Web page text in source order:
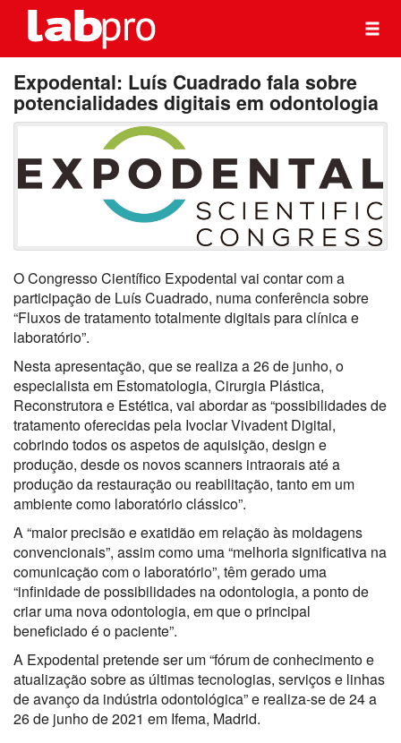
Expodental: Luís Cuadrado fala sobre
potencialidades digitais em odontologia
O Congresso Científico Expodental vai contar com a
participação de Luís Cuadrado, numa conferência sobre
“Fluxos de tratamento totalmente digitais para clínica e
laboratório”.
Nesta apresentação, que se realiza a 26 de junho, o
especialista em Estomatologia, Cirurgia Plástica,
Reconstrutora e Estética, vai abordar as “possibilidades de
tratamento oferecidas pela Ivoclar Vivadent Digital,
cobrindo todos os aspetos de aquisição, design e
produção, desde os novos scanners intraorais até a
produção da restauração ou reabilitação, tanto em um
ambiente como laboratório clássico”.
A “maior precisão e exatidão em relação às moldagens
convencionais”, assim como uma “melhoria significativa na
comunicação com o laboratório”, têm gerado uma
“infinidade de possibilidades na odontologia, a ponto de
criar uma nova odontologia, em que o principal
beneficiado é o paciente”.
A Expodental pretende ser um “fórum de conhecimento e
atualização sobre as últimas tecnologias, serviços e linhas
de avanço da indústria odontológica” e realiza-se de 24 a
26 de junho de 2021 em Ifema, Madrid.